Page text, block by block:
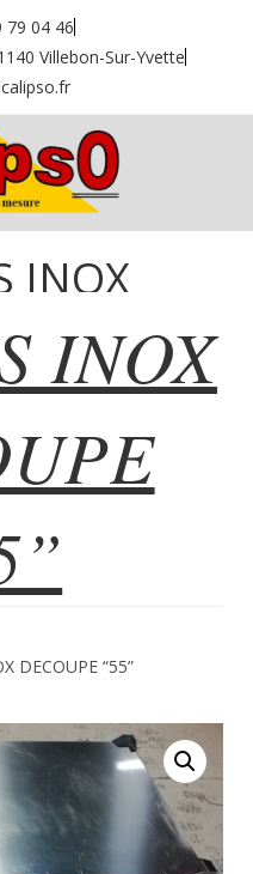
79 04 46
Villebon-Sur-Yvette
INOX
“55”
INOX
DECOUPE “55”